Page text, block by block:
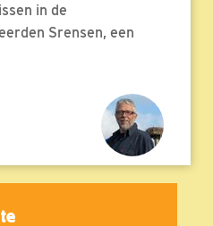
in de
Srensen, een